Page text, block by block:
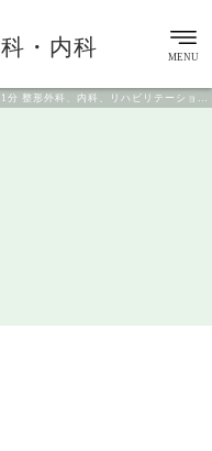
足立区 交通事故治療 常磐線・千代田線の綾瀬駅西口1分 整形外科、内科、リハビリテーション科
・内科 MENU